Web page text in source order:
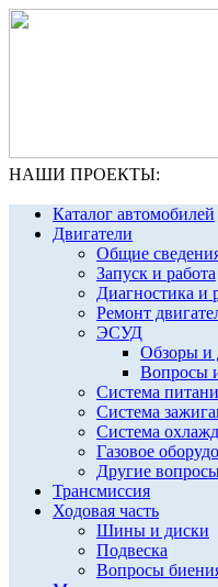
НАШИ ПРОЕКТЫ:
Каталог автомобилей
Двигатели
Общие
Запуск и работа
Диагностика и
Ремонт
ЭСУД
Обзоры и
Вопросы
Система
Система
Система
Газовое
Другие
Трансмиссия
Ходовая часть
Шины и диски
Подвеска
Вопросы